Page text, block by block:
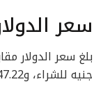
سعر
جنيه للشراء، و47.22 جنيهًا للبيع.